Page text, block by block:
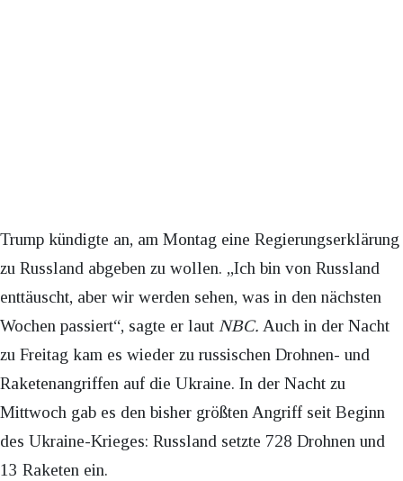
Trump kündigte an, am Montag eine Regierungserklärung
zu Russland abgeben zu wollen. „Ich bin von Russland
enttäuscht, aber wir werden sehen, was in den nächsten
Wochen passiert“, sagte er laut NBC. Auch in der Nacht
zu Freitag kam es wieder zu russischen Drohnen- und
Raketenangriffen auf die Ukraine. In der Nacht zu
Mittwoch gab es den bisher größten Angriff seit Beginn
des Ukraine-Krieges: Russland setzte 728 Drohnen und
13 Raketen ein.